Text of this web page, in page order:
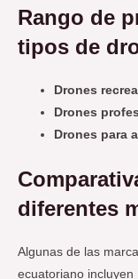
Rango de
tipos de
Drones
Drones
Drones para
diferentes
Algunas de las
ecuatoriano incluyen